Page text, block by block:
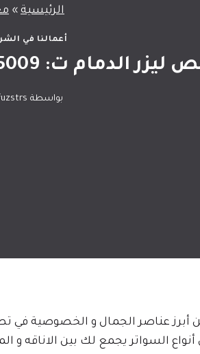
الرئيسية »
أعمالنا في
– اشكال سواتر قص ليزر الخبر
بواسطة
عناصر الجمال و الخصوصية في
السواتر يجمع لك بين الاناقه و